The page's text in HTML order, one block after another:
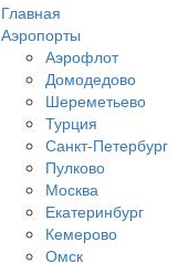
Главная
Аэропорты
Аэрофлот
Домодедово
Шереметьево
Турция
Санкт-Петербург
Пулково
Москва
Екатеринбург
Кемерово
Омск